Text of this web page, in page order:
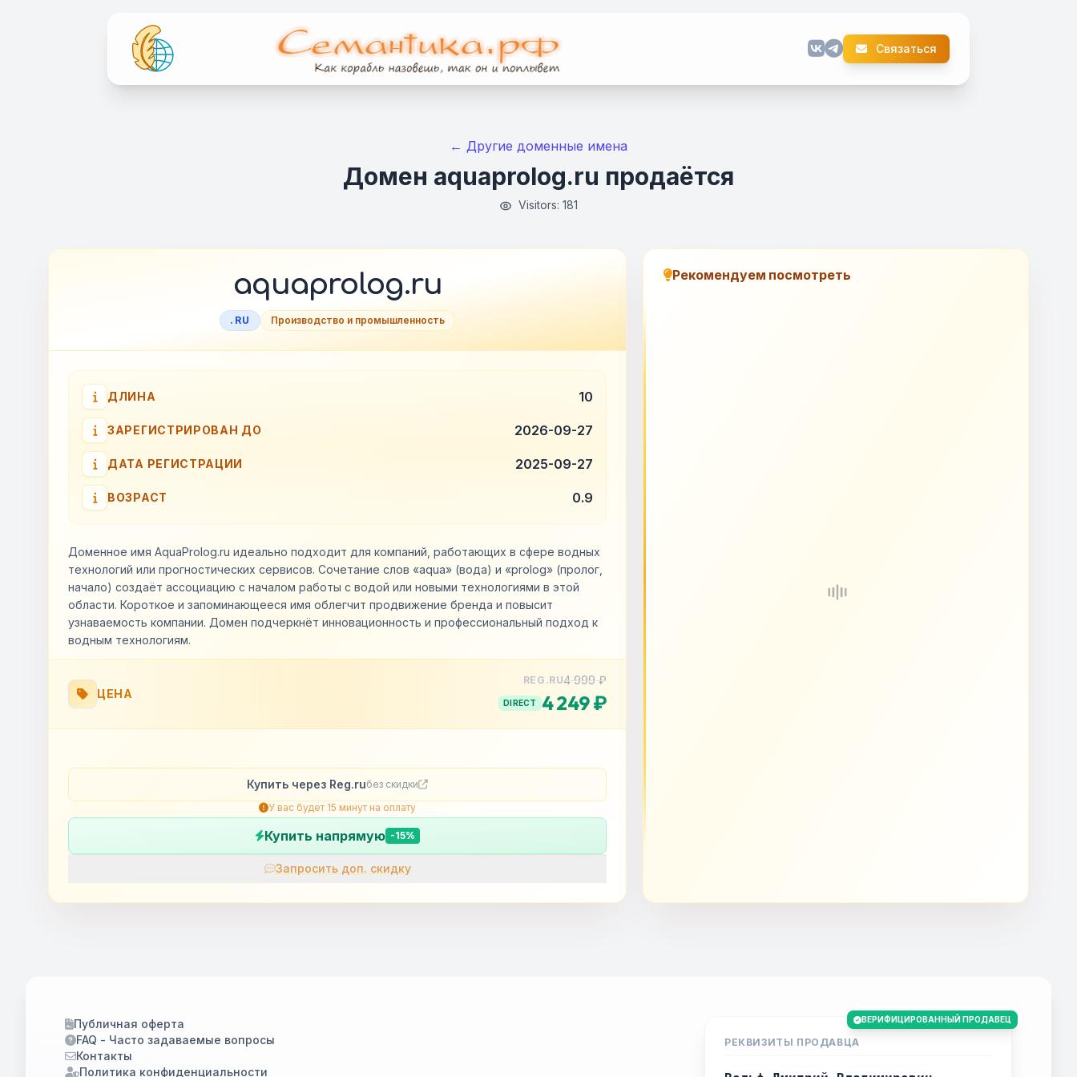
Связаться
← Другие доменные имена
Домен aquaprolog.ru продаётся
Visitors: 181
aquaprolog.ru
.RU Производство и промышленность
ДЛИНА 10
ЗАРЕГИСТРИРОВАН ДО 2026-09-27
ДАТА РЕГИСТРАЦИИ 2025-09-27
ВОЗРАСТ 0.9
Доменное имя AquaProlog.ru идеально подходит для компаний, работающих в сфере водных
технологий или прогностических сервисов. Сочетание слов «aqua» (вода) и «prolog» (пролог,
начало) создаёт ассоциацию с началом работы с водой или новыми технологиями в этой
области. Короткое и запоминающееся имя облегчит продвижение бренда и повысит
узнаваемость компании. Домен подчеркнёт инновационность и профессиональный подход к
водным технологиям.
ЦЕНА
REG.RU4 999 ₽
DIRECT 4 249 ₽
Купить через Reg.ruбез скидки
У вас будет 15 минут на оплату
Купить напрямую -15%
Запросить доп. скидку
Рекомендуем посмотреть
Публичная оферта
FAQ - Часто задаваемые вопросы
Контакты
Политика конфиденциальности
ВЕРИФИЦИРОВАННЫЙ ПРОДАВЕЦ
РЕКВИЗИТЫ ПРОДАВЦА